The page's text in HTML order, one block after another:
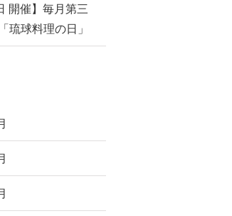
開催】毎月第三
琉球料理の日」